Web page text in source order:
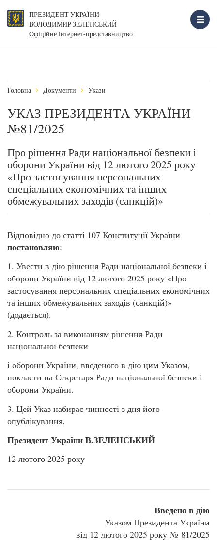
ПРЕЗИДЕНТ УКРАЇНИ
ВОЛОДИМИР ЗЕЛЕНСЬКИЙ
Офіційне інтернет-представництво
Головна Документи Укази
УКАЗ ПРЕЗИДЕНТА УКРАЇНИ
№81/2025
Про рішення Ради національної безпеки і
оборони України від 12 лютого 2025 року
«Про застосування персональних
спеціальних економічних та інших
обмежувальних заходів (санкцій)»
Відповідно до статті 107 Конституції України
постановляю:
1. Увести в дію рішення Ради національної безпеки і
оборони України від 12 лютого 2025 року «Про
застосування персональних спеціальних економічних
та інших обмежувальних заходів (санкцій)»
(додається).
2. Контроль за виконанням рішення Ради
національної безпеки
і оборони України, введеного в дію цим Указом,
покласти на Секретаря Ради національної безпеки і
оборони України.
3. Цей Указ набирає чинності з дня його
опублікування.
Президент України В.ЗЕЛЕНСЬКИЙ
12 лютого 2025 року
Введено в дію
Указом Президента України
від 12 лютого 2025 року № 81/2025